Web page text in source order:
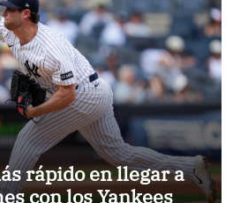
rápido en llegar a
con los Yankees